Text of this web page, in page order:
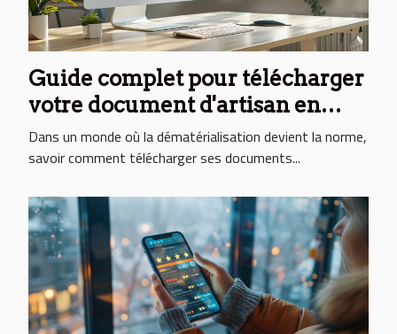
Guide complet pour télécharger
votre document d'artisan en
ligne
Dans un monde où la dématérialisation devient la norme,
savoir comment télécharger ses documents...